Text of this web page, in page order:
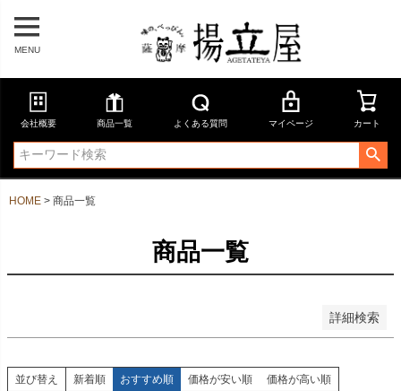
MENU
会社概要 商品一覧 よくある質問 マイページ カート
HOME 商品一覧
商品一覧
詳細検索
並び順
新着順
登録順
価格が安い順
優先度順
キーワードヒット順
検索
並び替え 新着順 おすすめ順 価格が安い順 価格が高い順